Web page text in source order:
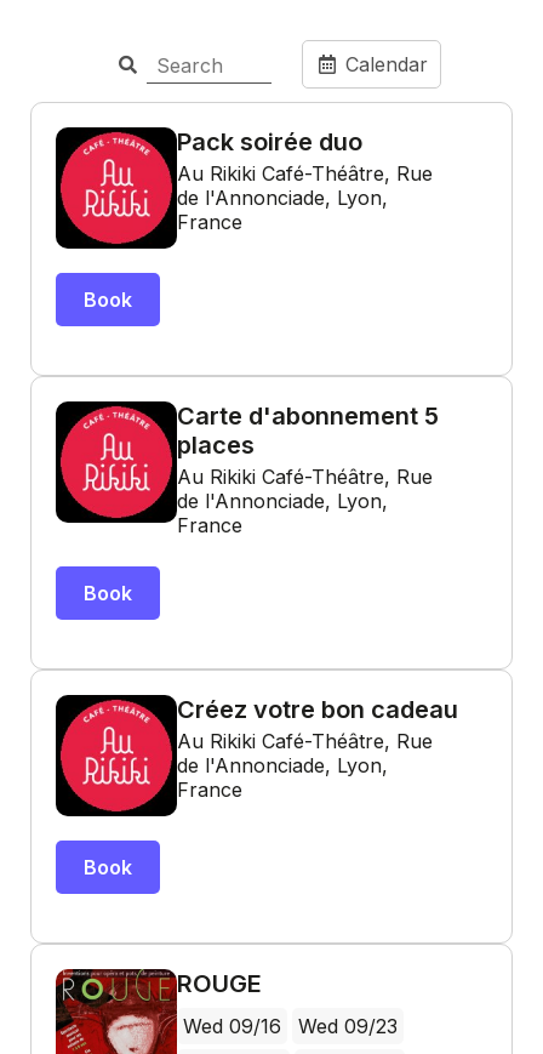
Calendar
Pack soirée duo
Au Rikiki Café-Théâtre, Rue
de l'Annonciade, Lyon,
France
Book
Carte d'abonnement 5
places
Au Rikiki Café-Théâtre, Rue
de l'Annonciade, Lyon,
France
Book
Créez votre bon cadeau
Au Rikiki Café-Théâtre, Rue
de l'Annonciade, Lyon,
France
Book
ROUGE
Wed 09/16
Wed 09/23